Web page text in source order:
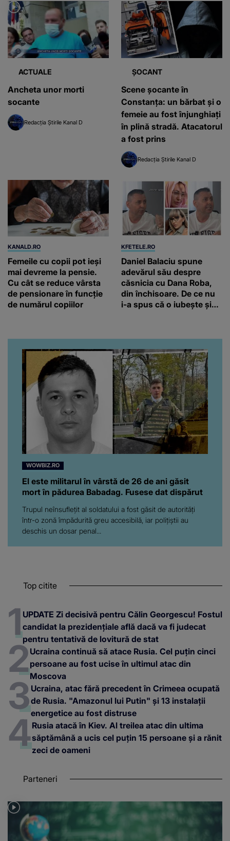
ACTUALE
Ancheta unor morti
socante
Redacția Știrile Kanal D
ȘOCANT
Scene șocante în
Constanța: un bărbat și o
femeie au fost înjunghiați
în plină stradă. Atacatorul
a fost prins
Redacția Știrile Kanal D
KANALD.RO
Femeile cu copii pot ieși
mai devreme la pensie.
Cu cât se reduce vârsta
de pensionare în funcție
de numărul copiilor
KFETELE.RO
Daniel Balaciu spune
adevărul său despre
căsnicia cu Dana Roba,
din închisoare. De ce nu
i-a spus că o iubește și
“Am suflet mare. Eu am
ajutat-o.”
WOWBIZ.RO
El este militarul în vârstă de 26 de ani găsit
mort în pădurea Babadag. Fusese dat dispărut
Trupul neînsuflețit al soldatului a fost găsit de autorități
într-o zonă împădurită greu accesibilă, iar polițiștii au
deschis un dosar penal...
Top citite
UPDATE Zi decisivă pentru Călin Georgescu! Fostul
candidat la prezidențiale află dacă va fi judecat
pentru tentativă de lovitură de stat
Ucraina continuă să atace Rusia. Cel puțin cinci
persoane au fost ucise în ultimul atac din
Moscova
Ucraina, atac fără precedent în Crimeea ocupată
de Rusia. "Amazonul lui Putin" și 13 instalații
energetice au fost distruse
Rusia atacă în Kiev. Al treilea atac din ultima
săptămână a ucis cel puțin 15 persoane și a rănit
zeci de oameni
Parteneri